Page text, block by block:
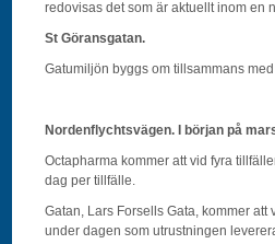
redovisas det som är aktuellt inom en
St Göransgatan.
Gatumiljön byggs om tillsammans
Nordenflychtsvägen. I början på
Octapharma kommer att vid fyra
dag per tillfälle.
Gatan, Lars Forsells Gata, kommer att
under dagen som utrustningen